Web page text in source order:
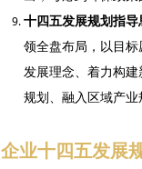
十四五发展规划指导
领全盘布局，以目
发展理念、着力构
规划、融入区域产
企业十四五发展